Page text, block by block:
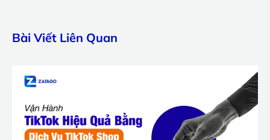
Bài Viết Liên Quan